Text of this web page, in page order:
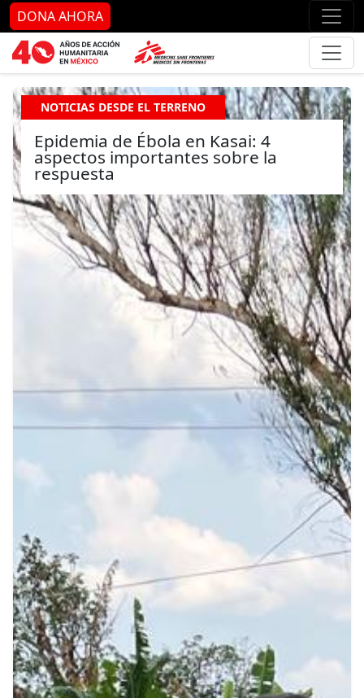
Ir al contenido principal Ir
DONA AHORA
NOTICIAS DESDE EL TERRENO
Epidemia de Ébola en Kasai: 4
aspectos importantes sobre la
respuesta